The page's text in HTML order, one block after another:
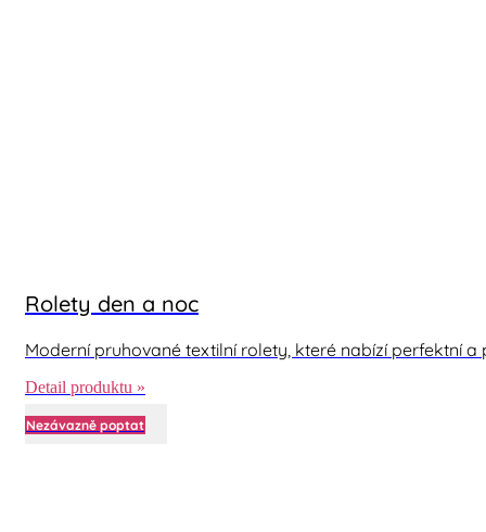
Rolety den a noc
Moderní pruhované textilní rolety, které nabízí perfektní a
Detail produktu »
Nezávazně poptat